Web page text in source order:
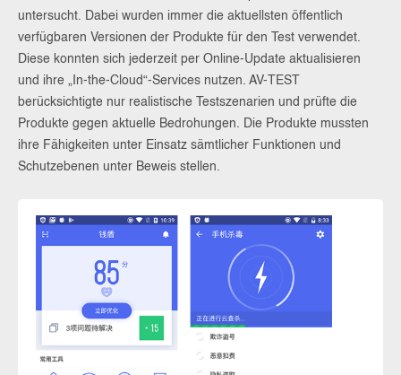
untersucht. Dabei wurden immer die aktuellsten öffentlich
verfügbaren Versionen der Produkte für den Test verwendet.
Diese konnten sich jederzeit per Online-Update aktualisieren
und ihre „In-the-Cloud“-Services nutzen. AV-TEST
berücksichtigte nur realistische Testszenarien und prüfte die
Produkte gegen aktuelle Bedrohungen. Die Produkte mussten
ihre Fähigkeiten unter Einsatz sämtlicher Funktionen und
Schutzebenen unter Beweis stellen.